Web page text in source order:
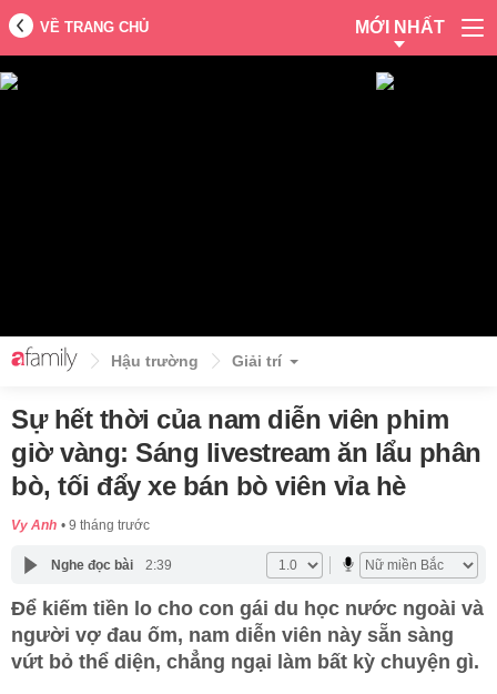
VỀ TRANG CHỦ MỚI NHẤT
Hậu trường Giải trí
Sự hết thời của nam diễn viên phim
giờ vàng: Sáng livestream ăn lẩu phân
bò, tối đẩy xe bán bò viên vỉa hè
Vy Anh 9 tháng trước
Nghe đọc bài 2:39
Để kiếm tiền lo cho con gái du học nước ngoài và
người vợ đau ốm, nam diễn viên này sẵn sàng
vứt bỏ thể diện, chẳng ngại làm bất kỳ chuyện gì.